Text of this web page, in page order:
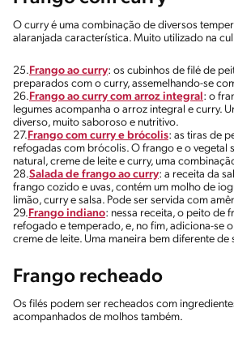
O curry é uma combinação de diversos
alaranjada característica. Muito utilizado na
25. Frango ao curry: os cubinhos de filé de
preparados com o curry, assemelhando-se
26. Frango ao curry com arroz integral : o
legumes acompanha o arroz integral e curry.
diverso, muito saboroso e nutritivo.
27. Frango com curry e brócolis: as tiras de
refogadas com brócolis. O frango e o vegetal
natural, creme de leite e curry, uma
28.Salada de frango ao curry: a receita da
frango cozido e uvas, contém um molho de
limão, curry e salsa. Pode ser servida com
29. Frango indiano: nessa receita, o peito de
refogado e temperado, e, no fim, adiciona-se
creme de leite. Uma maneira bem diferente de
Frango recheado
Os filés podem ser recheados com
acompanhados de molhos também.